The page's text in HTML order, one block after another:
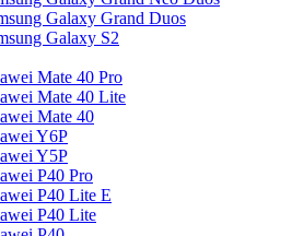
Galaxy Grand Duos
Galaxy S2
Mate 40 Pro
Mate 40 Lite
Mate 40
Y6P
Y5P
P40 Pro
P40 Lite E
P40 Lite